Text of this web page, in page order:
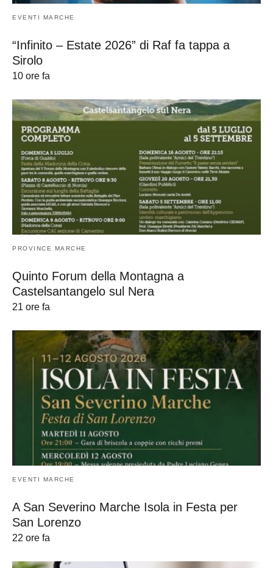
EVENTI MARCHE
“Infinito – Estate 2026” di Raf fa tappa a
Sirolo
10 ore fa
PROVINCE MARCHE
Quinto Forum della Montagna a
Castelsantangelo sul Nera
21 ore fa
EVENTI MARCHE
A San Severino Marche Isola in Festa per
San Lorenzo
22 ore fa